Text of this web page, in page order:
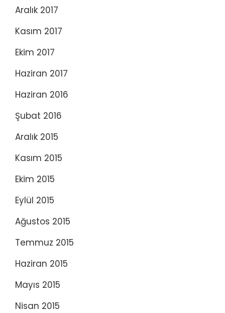
Aralık 2017
Kasım 2017
Ekim 2017
Haziran 2017
Haziran 2016
Şubat 2016
Aralık 2015
Kasım 2015
Ekim 2015
Eylül 2015
Ağustos 2015
Temmuz 2015
Haziran 2015
Mayıs 2015
Nisan 2015